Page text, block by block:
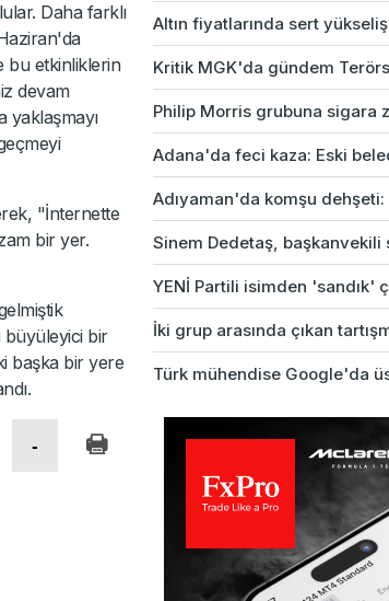
Daha farklı
bu etkinliklerin
devam
yaklaşmayı
"İnternette
bir yer.
büyüleyici bir
başka bir yere
-
Altın fiyatlarında sert yükseliş
Kritik MGK'da gündem
Philip Morris grubuna sigara
Adana'da feci kaza: Eski
Adıyaman'da komşu dehşeti:
Sinem Dedetaş, başkanvekili
YENİ Partili isimden 'sandık'
İki grup arasında çıkan
Türk mühendise Google'da